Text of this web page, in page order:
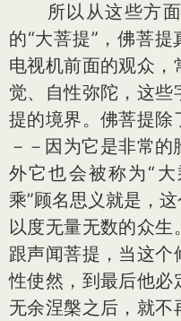
所以从这些方面
的“大菩提”，佛菩提
电视机前面的观众
觉、自性弥陀，这些
提的境界。佛菩提除
－－因为它是非常
外它也会被称为“
乘”顾名思义就是，
以度无量无数的众生
跟声闻菩提，当这
性使然，到最后他必
无余涅槃之后，就